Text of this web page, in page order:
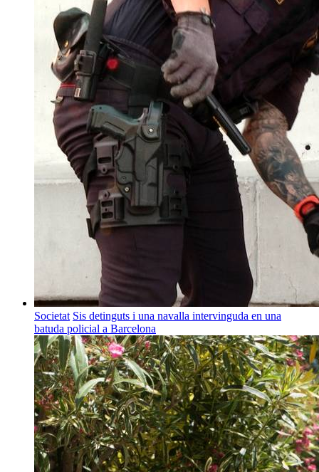
Societat Sis detinguts i una navalla intervinguda en una
batuda policial a Barcelona